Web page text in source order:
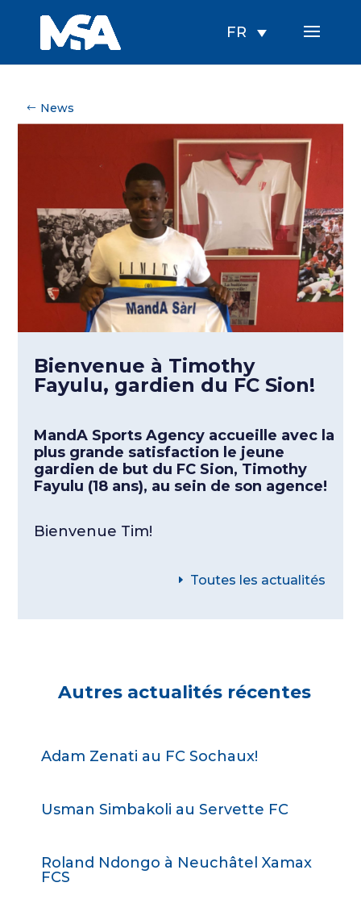
FR
News
Bienvenue à Timothy
Fayulu, gardien du FC Sion!
MandA Sports Agency accueille avec la
plus grande satisfaction le jeune
gardien de but du FC Sion, Timothy
Fayulu (18 ans), au sein de son agence!
Bienvenue Tim!
Toutes les actualités
Autres actualités récentes
Adam Zenati au FC Sochaux!
Usman Simbakoli au Servette FC
Roland Ndongo à Neuchâtel Xamax
FCS